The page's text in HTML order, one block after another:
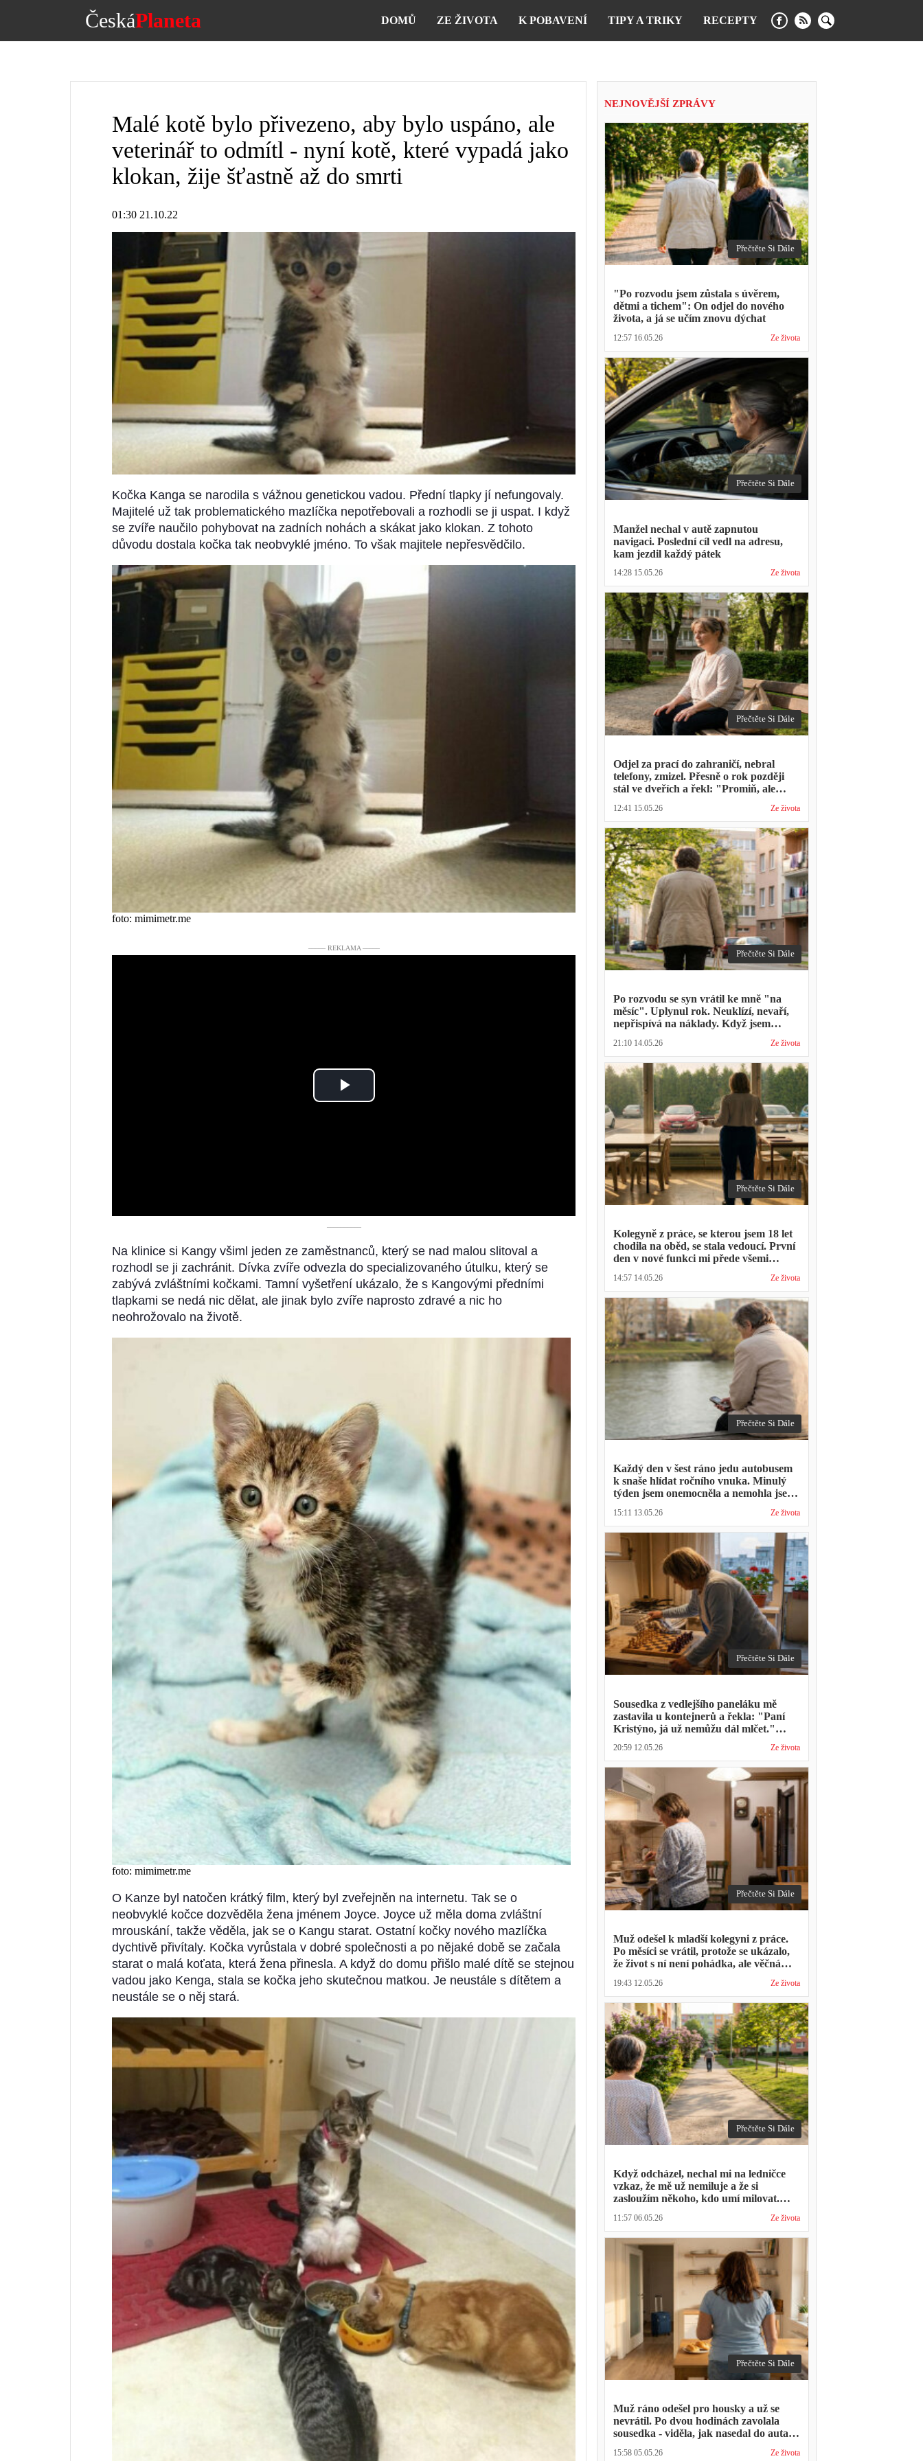
ČeskáPlaneta DOMŮ ZE ŽIVOTA K POBAVENÍ TIPY A TRIKY RECEPTY
Malé kotě bylo přivezeno, aby bylo uspáno, ale
veterinář to odmítl - nyní kotě, které vypadá jako
klokan, žije šťastně až do smrti
01:30 21.10.22
Kočka Kanga se narodila s vážnou genetickou vadou. Přední tlapky jí nefungovaly.
Majitelé už tak problematického mazlíčka nepotřebovali a rozhodli se ji uspat. I když
se zvíře naučilo pohybovat na zadních nohách a skákat jako klokan. Z tohoto
důvodu dostala kočka tak neobvyklé jméno. To však majitele nepřesvědčilo.
foto: mimimetr.me
––––– REKLAMA –––––
Play
––––––––––
Na klinice si Kangy všiml jeden ze zaměstnanců, který se nad malou slitoval a
rozhodl se ji zachránit. Dívka zvíře odvezla do specializovaného útulku, který se
zabývá zvláštními kočkami. Tamní vyšetření ukázalo, že s Kangovými předními
tlapkami se nedá nic dělat, ale jinak bylo zvíře naprosto zdravé a nic ho
neohrožovalo na životě.
foto: mimimetr.me
O Kanze byl natočen krátký film, který byl zveřejněn na internetu. Tak se o
neobvyklé kočce dozvěděla žena jménem Joyce. Joyce už měla doma zvláštní
mrouskání, takže věděla, jak se o Kangu starat. Ostatní kočky nového mazlíčka
dychtivě přivítaly. Kočka vyrůstala v dobré společnosti a po nějaké době se začala
starat o malá koťata, která žena přinesla. A když do domu přišlo malé dítě se stejnou
vadou jako Kenga, stala se kočka jeho skutečnou matkou. Je neustále s dítětem a
neustále se o něj stará.
NEJNOVĚJŠÍ ZPRÁVY
Přečtěte Si Dále
"Po rozvodu jsem zůstala s úvěrem,
dětmi a tichem": On odjel do nového
života, a já se učím znovu dýchat
12:57 16.05.26 Ze života
Přečtěte Si Dále
Manžel nechal v autě zapnutou
navigaci. Poslední cíl vedl na adresu,
kam jezdil každý pátek
14:28 15.05.26 Ze života
Přečtěte Si Dále
Odjel za prací do zahraničí, nebral
telefony, zmizel. Přesně o rok později
stál ve dveřích a řekl: "Promiň, ale
12:41 15.05.26 Ze života
Přečtěte Si Dále
Po rozvodu se syn vrátil ke mně "na
měsíc". Uplynul rok. Neuklízí, nevaří,
nepřispívá na náklady. Když jsem
přece nevyhodíš vlastní dítě."
21:10 14.05.26 Ze života
Přečtěte Si Dále
Kolegyně z práce, se kterou jsem 18 let
chodila na oběd, se stala vedoucí. První
den v nové funkci mi přede všemi
Přestávka trvala stejně jako vždycky
14:57 14.05.26 Ze života
Přečtěte Si Dále
Každý den v šest ráno jedu autobusem
k snaše hlídat ročního vnuka. Minulý
týden jsem onemocněla a nemohla jsem
den volna. Víš, kolik nás to stálo?"
15:11 13.05.26 Ze života
Přečtěte Si Dále
Sousedka z vedlejšího paneláku mě
zastavila u kontejnerů a řekla: "Paní
Kristýno, já už nemůžu dál mlčet."
manžela ve čtvrtky na lavičce před
lékárnou s tou samou ženou
20:59 12.05.26 Ze života
Přečtěte Si Dále
Muž odešel k mladší kolegyni z práce.
Po měsíci se vrátil, protože se ukázalo,
že život s ní není pohádka, ale věčná
19:43 12.05.26 Ze života
Přečtěte Si Dále
Když odcházel, nechal mi na ledničce
vzkaz, že mě už nemiluje a že si
zasloužím někoho, kdo umí milovat.
mohl přijít na nedělní oběd, protože ta
druhá ho vyhodila a nemá kde strávit
svátky
11:57 06.05.26 Ze života
Přečtěte Si Dále
Muž ráno odešel pro housky a už se
nevrátil. Po dvou hodinách zavolala
sousedka - viděla, jak nasedal do auta s
týden pomáhala balit na služební cestu
15:58 05.05.26 Ze života